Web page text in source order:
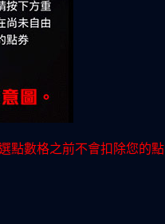
點數格之前不會扣除您的點